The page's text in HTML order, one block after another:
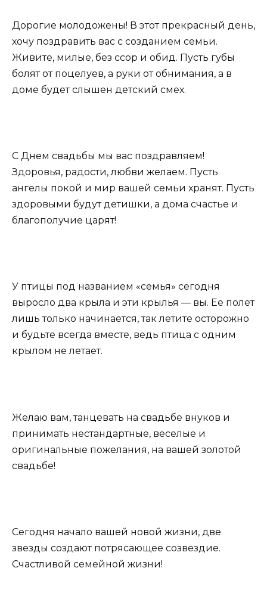
Дорогие молодожены! В этот прекрасный день,
хочу поздравить вас с созданием семьи.
Живите, милые, без ссор и обид. Пусть губы
болят от поцелуев, а руки от обнимания, а в
доме будет слышен детский смех.
С Днем свадьбы мы вас поздравляем!
Здоровья, радости, любви желаем. Пусть
ангелы покой и мир вашей семьи хранят. Пусть
здоровыми будут детишки, а дома счастье и
благополучие царят!
У птицы под названием «семья» сегодня
выросло два крыла и эти крылья — вы. Ее полет
лишь только начинается, так летите осторожно
и будьте всегда вместе, ведь птица с одним
крылом не летает.
Желаю вам, танцевать на свадьбе внуков и
принимать нестандартные, веселые и
оригинальные пожелания, на вашей золотой
свадьбе!
Сегодня начало вашей новой жизни, две
звезды создают потрясающее созвездие.
Счастливой семейной жизни!